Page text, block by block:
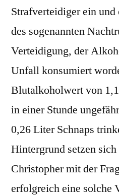
Strafverteidiger ein
des sogenannten
Verteidigung, der
Unfall konsumiert
Blutalkoholwert von
in einer Stunde
0,26 Liter Schnaps
Hintergrund setzen
Christopher mit der
erfolgreich eine solche